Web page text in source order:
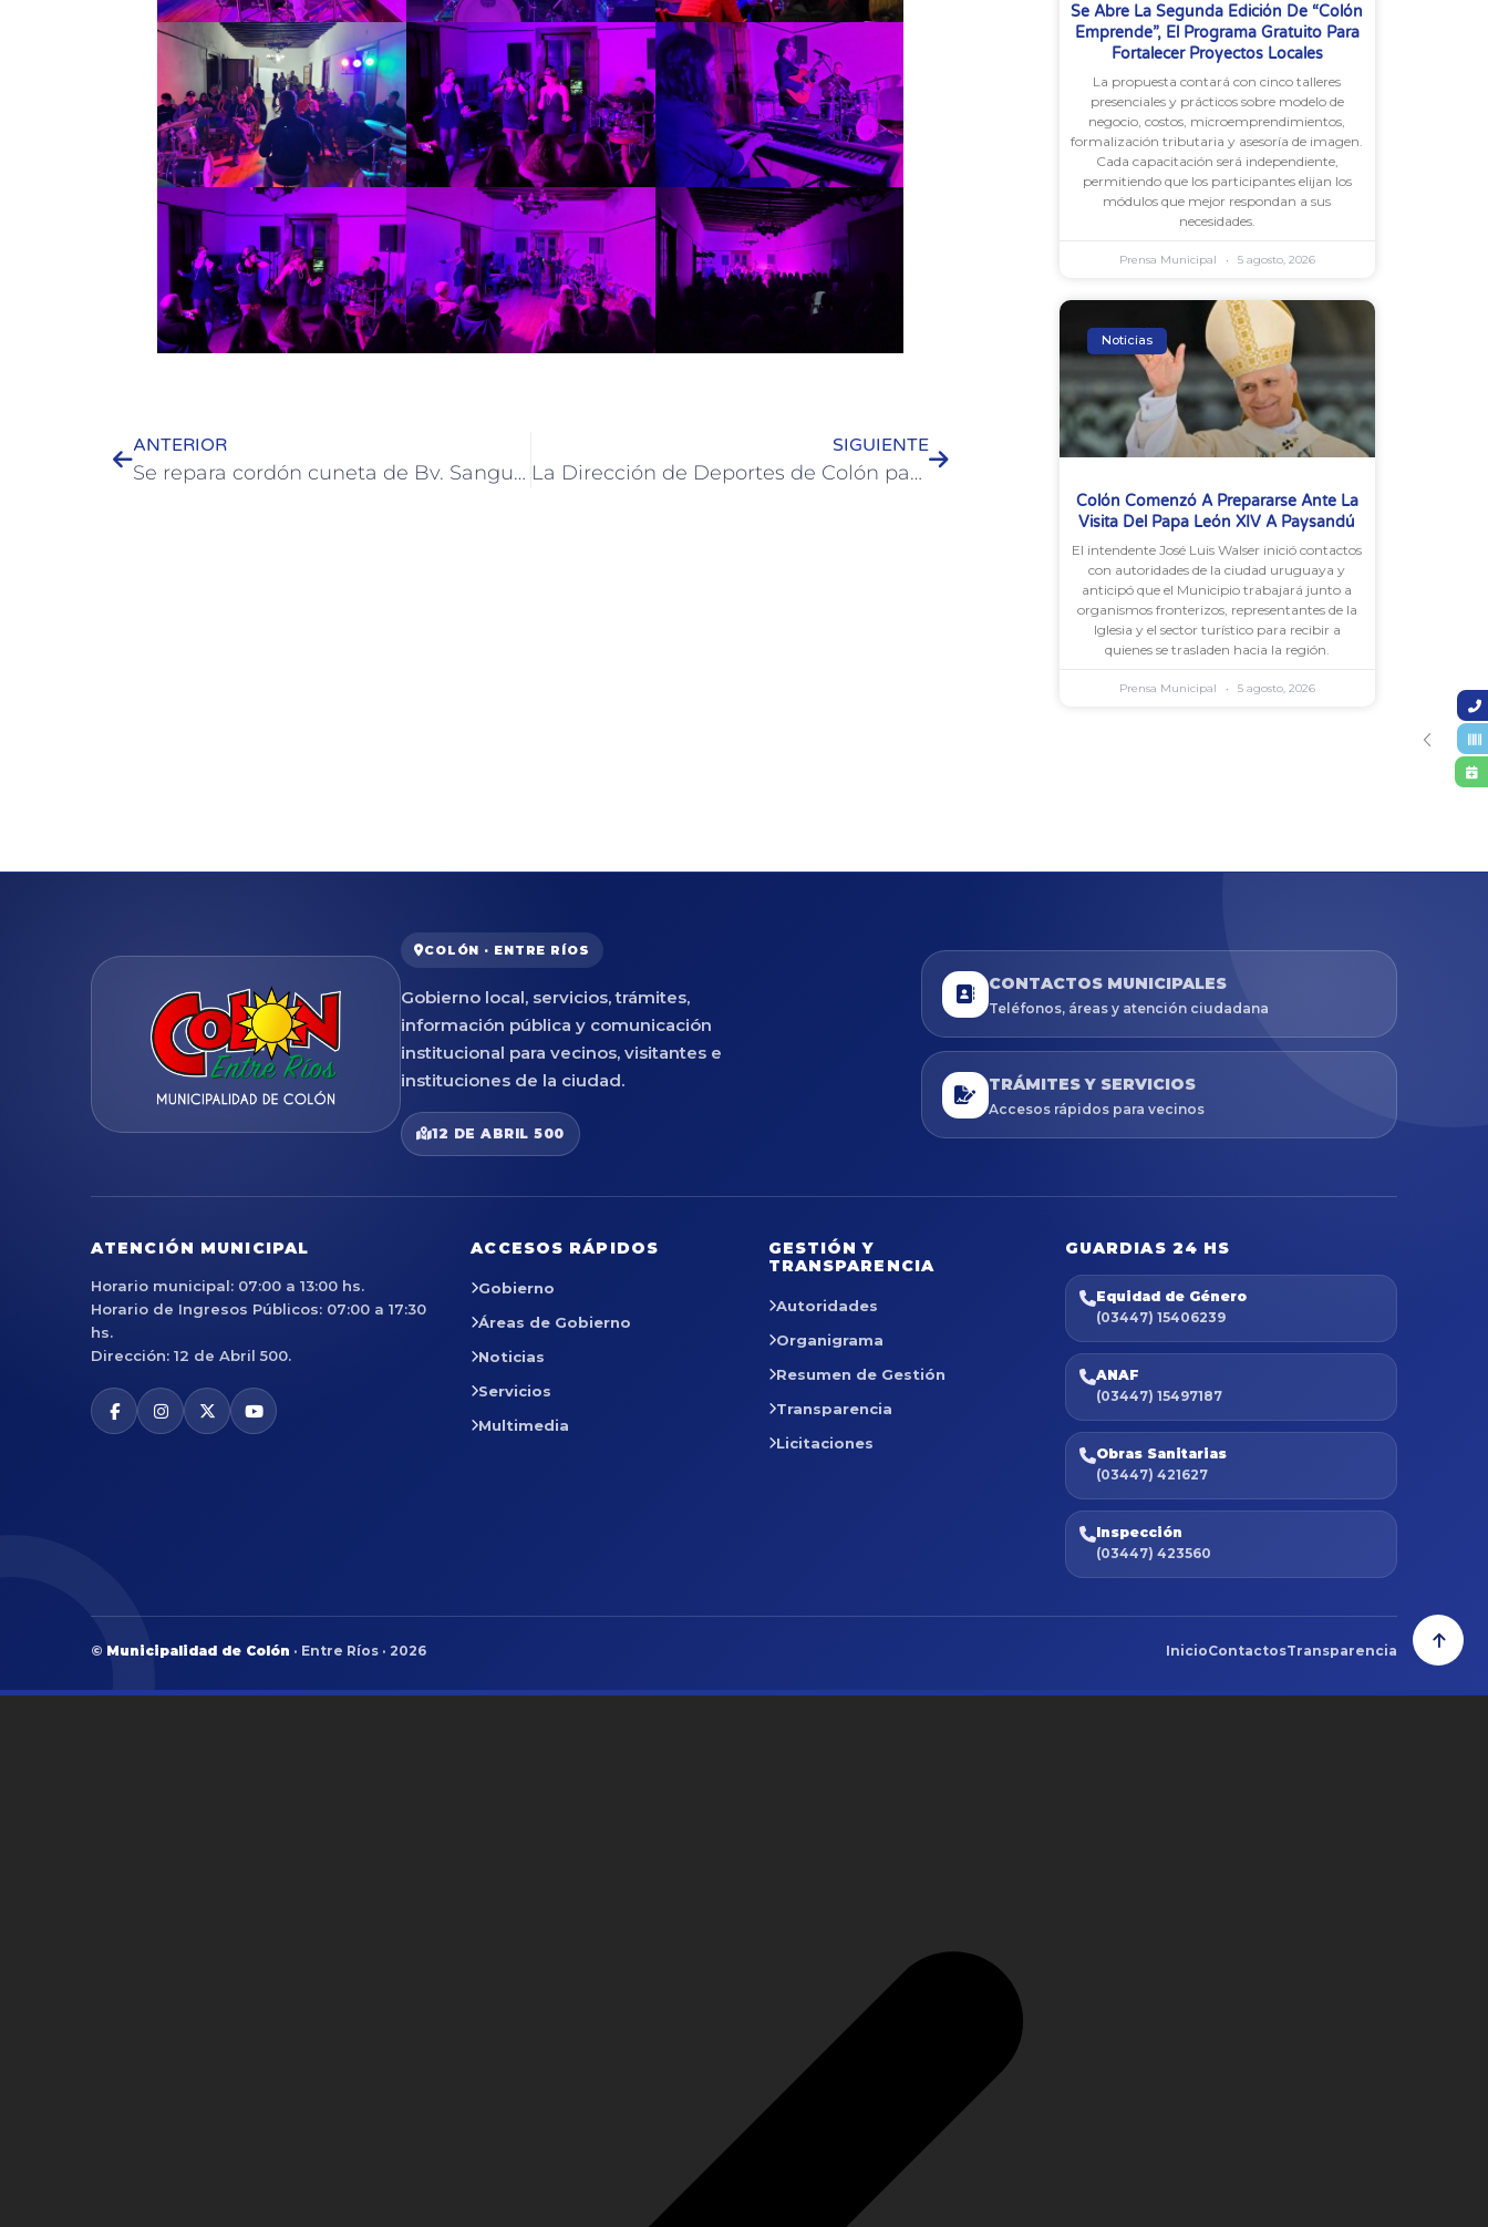
ANTERIOR
Se repara cordón cuneta de Bv. Sanguinetti de Colón
SIGUIENTE
La Dirección de Deportes de Colón participó de la reunión provincial de autoridades deportivas
Se Abre La Segunda Edición De “Colón
Emprende”, El Programa Gratuito Para
Fortalecer Proyectos Locales
La propuesta contará con cinco talleres
presenciales y prácticos sobre modelo de
negocio, costos, microemprendimientos,
formalización tributaria y asesoría de imagen.
Cada capacitación será independiente,
permitiendo que los participantes elijan los
módulos que mejor respondan a sus
necesidades.
Prensa Municipal 5 agosto, 2026
Noticias
Colón Comenzó A Prepararse Ante La
Visita Del Papa León XIV A Paysandú
El intendente José Luis Walser inició contactos
con autoridades de la ciudad uruguaya y
anticipó que el Municipio trabajará junto a
organismos fronterizos, representantes de la
Iglesia y el sector turístico para recibir a
quienes se trasladen hacia la región.
Prensa Municipal 5 agosto, 2026
COLÓN · ENTRE RÍOS
Gobierno local, servicios, trámites,
información pública y comunicación
institucional para vecinos, visitantes e
instituciones de la ciudad.
12 DE ABRIL 500
CONTACTOS MUNICIPALES
Teléfonos, áreas y atención ciudadana
TRÁMITES Y SERVICIOS
Accesos rápidos para vecinos
ATENCIÓN MUNICIPAL
Horario municipal: 07:00 a 13:00 hs.
Horario de Ingresos Públicos: 07:00 a 17:30
hs.
Dirección: 12 de Abril 500.
ACCESOS RÁPIDOS
Gobierno
Áreas de Gobierno
Noticias
Servicios
Multimedia
GESTIÓN Y
TRANSPARENCIA
Autoridades
Organigrama
Resumen de Gestión
Transparencia
Licitaciones
GUARDIAS 24 HS
Equidad de Género
(03447) 15406239
ANAF
(03447) 15497187
Obras Sanitarias
(03447) 421627
Inspección
(03447) 423560
© Municipalidad de Colón · Entre Ríos · 2026 InicioContactosTransparencia